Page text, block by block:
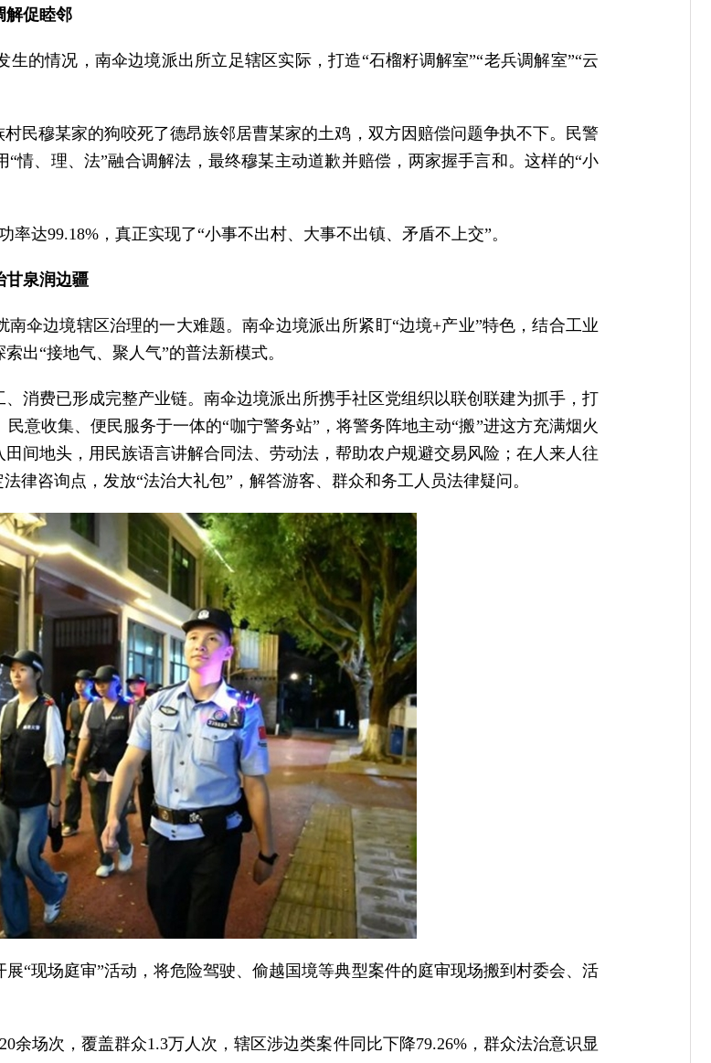
解促睦邻
的情况，南伞边境派出所立足辖区实际，打造“石榴籽调解室”“老兵调解室”“云
民穆某家的狗咬死了德昂族邻居曹某家的土鸡，双方因赔偿问题争执不下。民警
情、理、法”融合调解法，最终穆某主动道歉并赔偿，两家握手言和。这样的“小
达99.18%，真正实现了“小事不出村、大事不出镇、矛盾不上交”。
甘泉润边疆
伞边境辖区治理的一大难题。南伞边境派出所紧盯“边境+产业”特色，结合工业
出“接地气、聚人气”的普法新模式。
消费已形成完整产业链。南伞边境派出所携手社区党组织以联创联建为抓手，打
意收集、便民服务于一体的“咖宁警务站”，将警务阵地主动“搬”进这方充满烟火
间地头，用民族语言讲解合同法、劳动法，帮助农户规避交易风险；在人来人往
律咨询点，发放“法治大礼包”，解答游客、群众和务工人员法律疑问。
“现场庭审”活动，将危险驾驶、偷越国境等典型案件的庭审现场搬到村委会、活
余场次，覆盖群众1.3万人次，辖区涉边类案件同比下降79.26%，群众法治意识显